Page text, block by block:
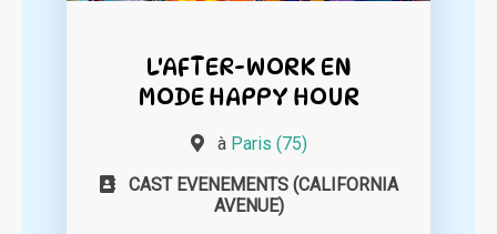
L'AFTER-WORK EN
MODE HAPPY HOUR
à Paris (75)
CAST EVENEMENTS (CALIFORNIA
AVENUE)